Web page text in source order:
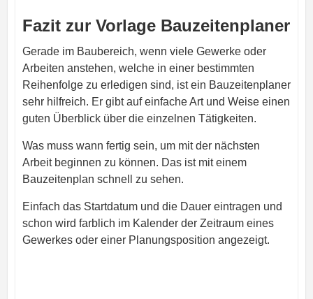
Fazit zur Vorlage Bauzeitenplaner
Gerade im Baubereich, wenn viele Gewerke oder
Arbeiten anstehen, welche in einer bestimmten
Reihenfolge zu erledigen sind, ist ein Bauzeitenplaner
sehr hilfreich. Er gibt auf einfache Art und Weise einen
guten Überblick über die einzelnen Tätigkeiten.
Was muss wann fertig sein, um mit der nächsten
Arbeit beginnen zu können. Das ist mit einem
Bauzeitenplan schnell zu sehen.
Einfach das Startdatum und die Dauer eintragen und
schon wird farblich im Kalender der Zeitraum eines
Gewerkes oder einer Planungsposition angezeigt.